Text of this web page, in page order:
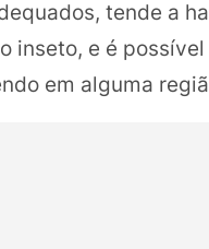
tende a
inseto, e é
em alguma